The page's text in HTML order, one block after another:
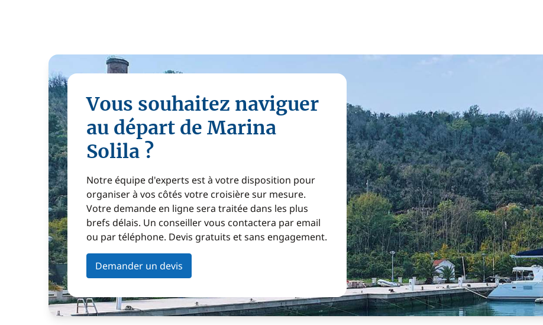
Vous souhaitez naviguer
au départ de Marina
Solila ?
Notre équipe d'experts est à votre disposition pour
organiser à vos côtés votre croisière sur mesure.
Votre demande en ligne sera traitée dans les plus
brefs délais. Un conseiller vous contactera par email
ou par téléphone. Devis gratuits et sans engagement.
Demander un devis